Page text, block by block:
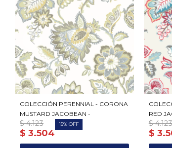
COLECCIÓN PERENNIAL - CORONA
MUSTARD JACOBEAN -
$ 3.504
$ 4.123 15
RED
$
$ 4.123